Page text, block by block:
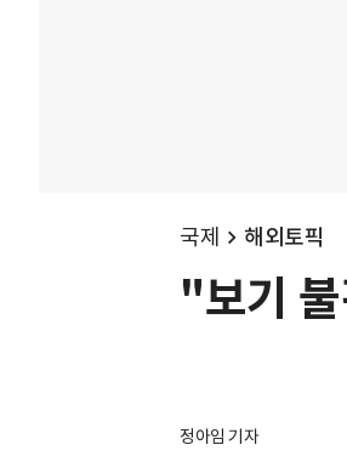
국제 해외토픽
"보기
정아임 기자